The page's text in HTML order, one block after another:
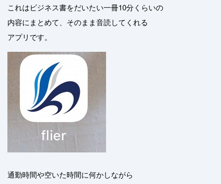
これはビジネス書をだいたい一冊10分くらいの
内容にまとめて、そのまま音読してくれる
アプリです。
通勤時間や空いた時間に何かしながら